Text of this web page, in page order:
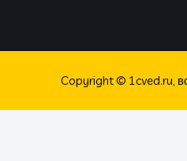
Copyright © 1cved.ru,